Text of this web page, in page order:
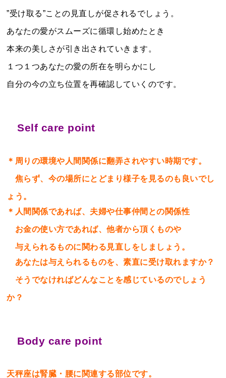
”受け取る”ことの見直しが促されるでしょう。
あなたの愛がスムーズに循環し始めたとき
本来の美しさが引き出されていきます。
１つ１つあなたの愛の所在を明らかにし
自分の今の立ち位置を再確認していくのです。
Self care point
＊周りの環境や人間関係に翻弄されやすい時期です。
焦らず、今の場所にとどまり様子を見るのも良いでし
ょう。
＊人間関係であれば、夫婦や仕事仲間との関係性
お金の使い方であれば、他者から頂くものや
与えられるものに関わる見直しをしましょう。
あなたは与えられるものを、素直に受け取れますか？
そうでなければどんなことを感じているのでしょう
か？
Body care point
天秤座は腎臓・腰に関連する部位です。